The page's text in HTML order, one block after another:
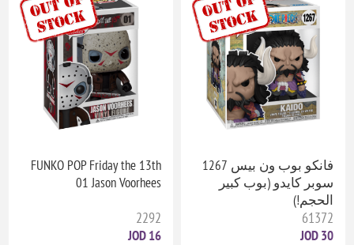
فانكو بوب ون بيس 1267
سوبر كايدو (بوب كبير
الحجم!)
61372
30 JOD
FUNKO POP Friday the 13th
01 Jason Voorhees
2292
16 JOD